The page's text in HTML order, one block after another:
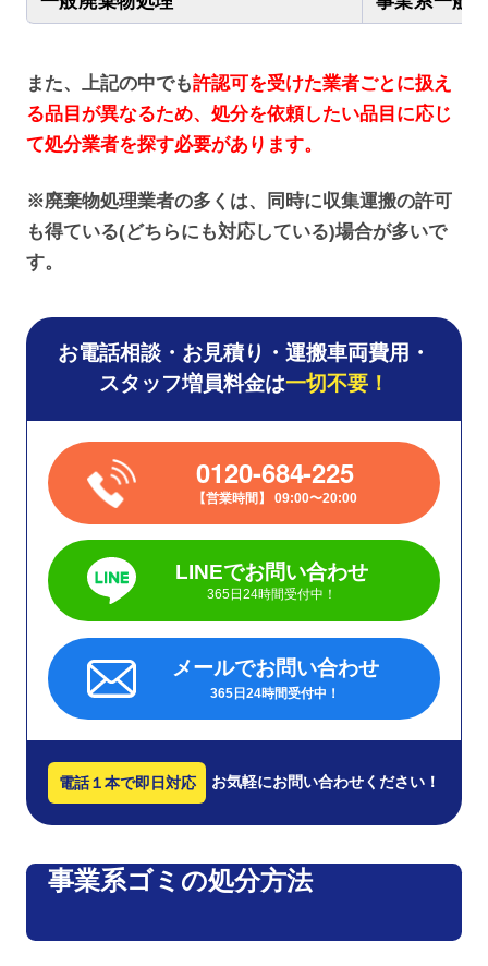
また、上記の中でも許認可を受けた業者ごとに扱え
る品目が異なるため、処分を依頼したい品目に応じ
て処分業者を探す必要があります。
※廃棄物処理業者の多くは、同時に収集運搬の許可
も得ている(どちらにも対応している)場合が多いで
す。
お電話相談・お見積り・運搬車両費用・
スタッフ増員料金は一切不要！
0120-684-225
営業時間 09:00〜20:00
LINEでお問い合わせ
365日24時間受付中！
メールでお問い合わせ
365日24時間受付中！
電話１本で即日対応 お気軽にお問い合わせください！
事業系ゴミの処分方法